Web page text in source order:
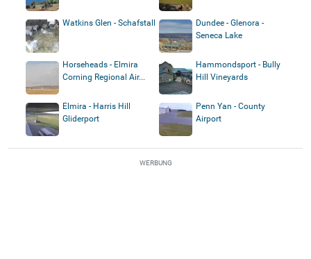
Watkins Glen - Schafstall
Dundee - Glenora -
Seneca Lake
Horseheads - Elmira
Corning Regional Air...
Hammondsport - Bully
Hill Vineyards
Elmira - Harris Hill
Gliderport
Penn Yan - County
Airport
WERBUNG